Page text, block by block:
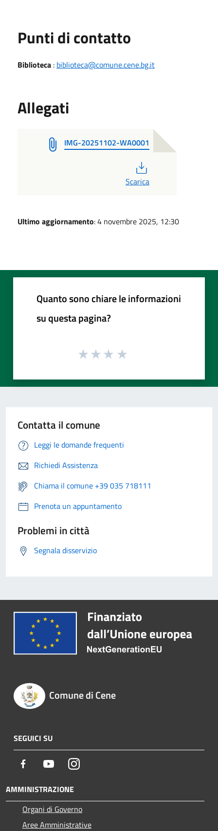
Punti di contatto
Biblioteca : biblioteca@comune.cene.bg.it
Allegati
IMG-20251102-WA0001
Scarica
Ultimo aggiornamento: 4 novembre 2025, 12:30
Quanto sono chiare le informazioni
su questa pagina?
Contatta il comune
Leggi le domande frequenti
Richiedi Assistenza
Chiama il comune +39 035 718111
Prenota un appuntamento
Problemi in città
Segnala disservizio
Comune di Cene
SEGUICI SU
Facebook YoutubeInstagram
AMMINISTRAZIONE
Organi di Governo
Aree Amministrative